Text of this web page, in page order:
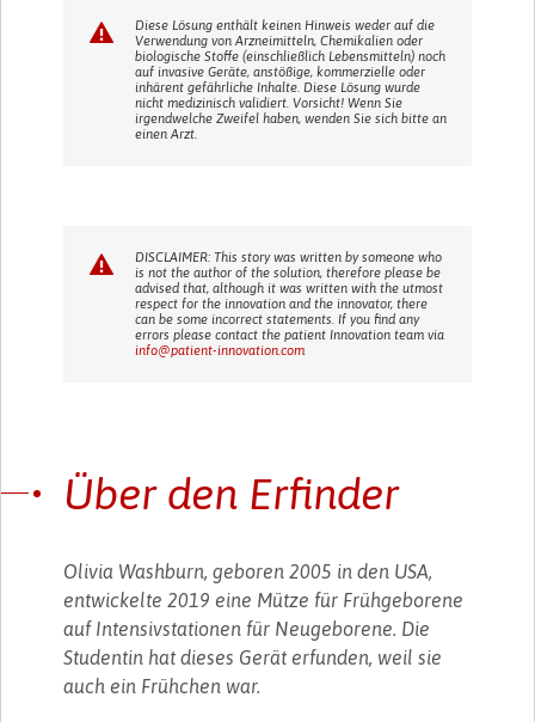
Diese Lösung enthält keinen Hinweis weder auf die
Verwendung von Arzneimitteln, Chemikalien oder
biologische Stoffe (einschließlich Lebensmitteln) noch
auf invasive Geräte, anstößige, kommerzielle oder
inhärent gefährliche Inhalte. Diese Lösung wurde
nicht medizinisch validiert. Vorsicht! Wenn Sie
irgendwelche Zweifel haben, wenden Sie sich bitte an
einen Arzt.
DISCLAIMER: This story was written by someone who
is not the author of the solution, therefore please be
advised that, although it was written with the utmost
respect for the innovation and the innovator, there
can be some incorrect statements. If you find any
errors please contact the patient Innovation team via
info@patient-innovation.com
Über den Erfinder
Olivia Washburn, geboren 2005 in den USA,
entwickelte 2019 eine Mütze für Frühgeborene
auf Intensivstationen für Neugeborene. Die
Studentin hat dieses Gerät erfunden, weil sie
auch ein Frühchen war.